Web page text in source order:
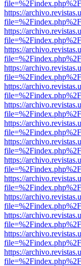
https://
https://
https://
https://
https://
https://
https://
https://
https://
https://
https://
https://
https://
https://